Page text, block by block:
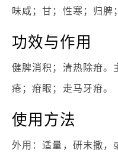
味咸；甘；性寒；归脾
功效与作用
健脾消积；清热除疳。
疮；疳眼；走马牙疳。
使用方法
外用：适量，研末撒，